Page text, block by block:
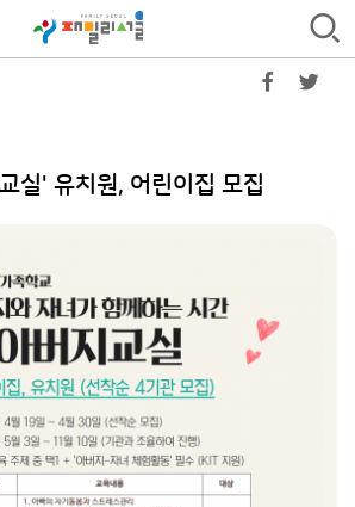
실' 유치원, 어린이집 모집